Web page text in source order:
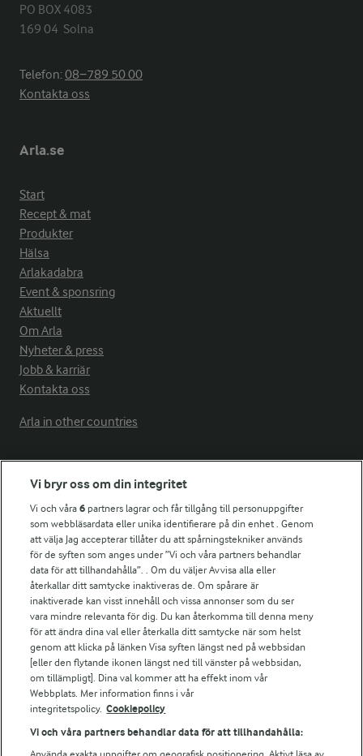
PO BOX 4083
169 04  Solna
Telefon:08−789 50 00
Kontakta oss
Arla.se
Start
Recept & mat
Produkter
Hälsa
Arlakadabra
Event & sponsring
Aktuellt
Om Arla
Nyheter & press
Jobb & karriär
Kontakta oss
Arla in other countries
Fler Arlasajter
För ägare
Arlas kundportal
Arla.com
Falbygdens Ost
Arla webbshop
Bildbank
Följ oss
Vi bryr oss om din integritet
Vi och våra6 partners lagrar och får tillgång till personuppgifter
som webbläsardata eller unika identifierare på din enhet . Genom
att välja Jag accepterar tillåter du att spårningstekniker används
för de syften som anges under ”Vi och våra partners behandlar
data för att tillhandahålla”. . Om du väljer Avvisa alla eller
återkallar ditt samtycke inaktiveras de. Om spårare är
inaktiverade kan visst innehåll och vissa annonser som du ser
vara mindre relevanta för dig. Du kan återkomma till denna meny
för att ändra dina val eller återkalla ditt samtycke när som helst
genom att klicka på länken Visa syften längst ned på webbsidan
[eller den flytande ikonen längst ned till vänster på webbsidan,
om tillämpligt]. Dina val kommer att ha effekt inom vår
Webbplats. Mer information finns i vår
integritetspolicy. Cookiepolicy
Vi och våra partners behandlar data för att tillhandahålla: